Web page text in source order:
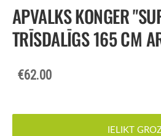
APVALKS KONGER
TRĪSDALĪGS 165 CM
€62.00
IELIKT